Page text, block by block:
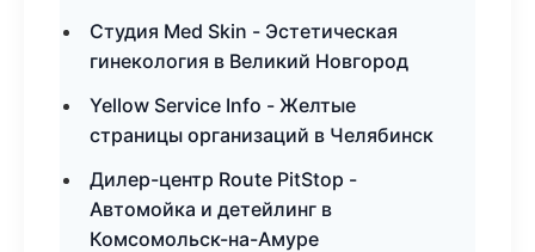
Студия Med Skin - Эстетическая
гинекология в Великий Новгород
Yellow Service Info - Желтые
страницы организаций в Челябинск
Дилер-центр Route PitStop -
Автомойка и детейлинг в
Комсомольск-на-Амуре